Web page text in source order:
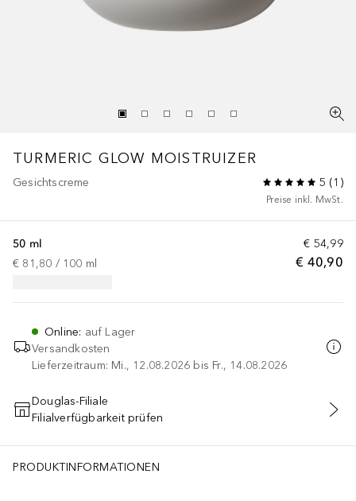
TURMERIC GLOW MOISTRUIZER
Gesichtscreme 5 (1 )
Preise inkl. MwSt.
€ 54,99
€ 40,90
50 ml
€ 81,80 / 100 ml
Online: auf Lager
Versandkosten
Lieferzeitraum: Mi., 12.08.2026 bis Fr., 14.08.2026
IN DEN WARENKORB
Douglas-Filiale
Filialverfügbarkeit prüfen
PRODUKTINFORMATIONEN